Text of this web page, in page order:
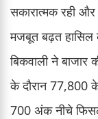
सकारात्मक रही और
मजबूत बढ़त
बिकवाली ने बाजार
के दौरान 77,800
700 अंक नीचे